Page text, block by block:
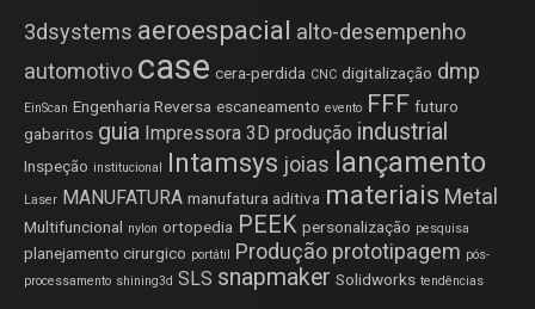
3dsystems aeroespacial alto-desempenho
automotivo case cera-perdida CNC digitalização dmp
EinScan Engenharia Reversa escaneamento evento FFF futuro
gabaritos guia Impressora 3D produção industrial
Inspeção institucional Intamsys joias lançamento
Laser MANUFATURA manufatura aditiva materiais Metal
Multifuncional nylon ortopedia PEEK personalização pesquisa
planejamento cirurgico portátil Produção prototipagem pós-
processamento shining3d SLS snapmaker Solidworks tendências